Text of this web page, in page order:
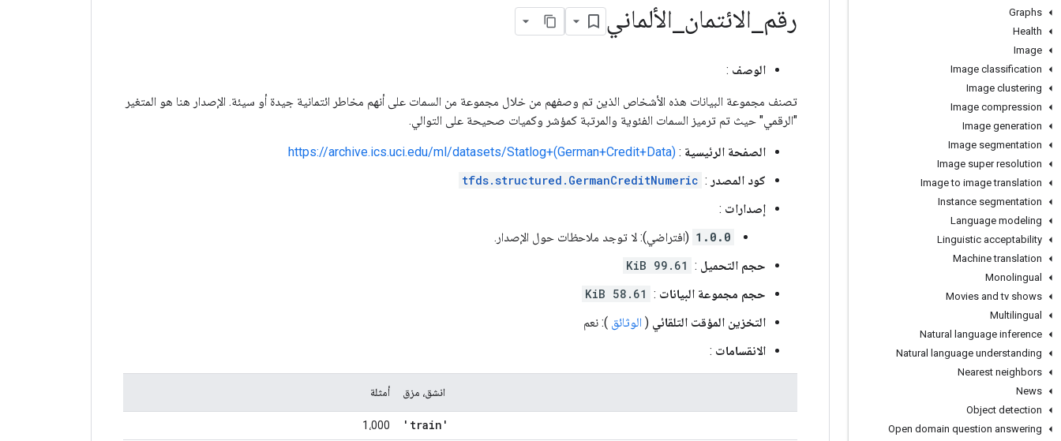
Graphs
Health
Image
Image classification
Image clustering
Image compression
Image generation
Image segmentation
Image super resolution
Image to image translation
Instance segmentation
Language modeling
Linguistic acceptability
Machine translation
Monolingual
Movies and tv shows
Multilingual
Natural language inference
Natural language understanding
Nearest neighbors
News
Object detection
Open domain question answering
رقم الائتمان الألماني
الوصف :
تصنف مجموعة البيانات هذه الأشخاص الذين تم وصفهم من خلال مجموعة من السمات على أنهم مخاطر ائتمانية جيدة أو سيئة. الإصدار هنا هو المتغير
"الرقمي" حيث تم ترميز السمات الفئوية والمرتبة كمؤشر وكميات صحيحة على التوالي.
الصفحة الرئيسية :
https://archive.ics.uci.edu/ml/datasets/Statlog+(German+Credit+Data)
كود المصدر :
tfds.structured.GermanCreditNumeric
إصدارات :
1.0.0 (افتراضي): لا توجد ملاحظات حول الإصدار.
حجم التحميل :
99.61 KiB
حجم مجموعة البيانات :
58.61 KiB
التخزين المؤقت التلقائي ( الوثائق ): نعم
الانقسامات :
انشق، مزق أمثلة
'train' 1،000